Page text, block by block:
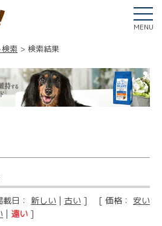
MENU
索 検索結果
日： 新しい | 古い ] [ 価格： 安い
| 遠い ]